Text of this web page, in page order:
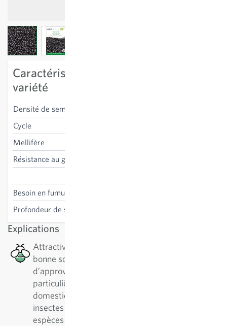
View larger imageView larger image
Caractéristiques spécifiques à la
variété
Densité de semis
Cycle
Mellifère
Résistance au gel
Besoin en fumure
Profondeur de semis
Explications
Attractive pour les abeilles : Cette plante est une
bonne source de nectar en termes
d’approvisionnement en pollen, ce qui est
particulièrement bénéfique pour les abeilles
domestiques et solitaires, ainsi que pour d’autres
insectes pollinisateurs. Il existe plus de 500
espèces différentes d'abeilles solitaires.